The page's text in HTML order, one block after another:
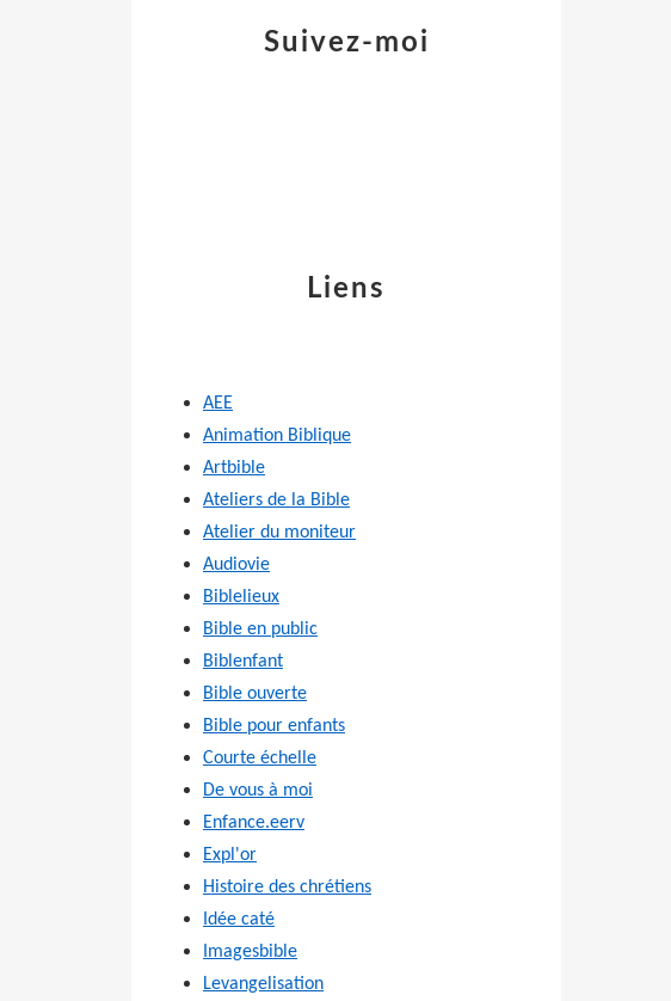
Suivez-moi
Liens
AEE
Animation Biblique
Artbible
Ateliers de la Bible
Atelier du moniteur
Audiovie
Biblelieux
Bible en public
Biblenfant
Bible ouverte
Bible pour enfants
Courte échelle
De vous à moi
Enfance.eerv
Expl'or
Histoire des chrétiens
Idée caté
Imagesbible
Levangelisation